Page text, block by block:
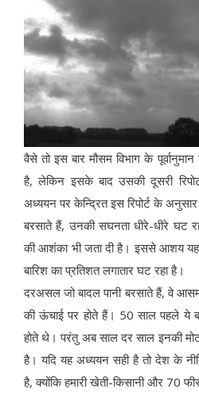
वैसे तो इस बार मौसम विभाग के
है, लेकिन इसके बाद उसकी दूसरी
अध्ययन पर केन्द्रित इस रिपोर्ट के
बरसाते हैं, उनकी सघनता धीरे-धीरे घट
की आशंका भी जता दी है। इससे आशय
बारिश का प्रतिशत लगातार घट रहा है।
दरअसल जो बादल पानी बरसाते हैं, वे
की ऊंचाई पर होते हैं। 50 साल पहले ये
होते थे। परंतु अब साल दर साल इनकी
है। यदि यह अध्ययन सही है तो देश के
है, क्योंकि हमारी खेती-किसानी और 70